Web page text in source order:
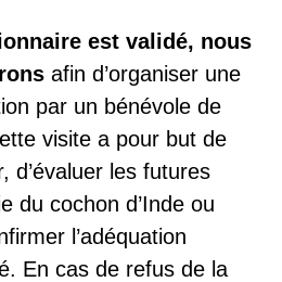
est validé, nous
afin d’organiser une
par un bénévole de
visite a pour but de
d’évaluer les futures
du cochon d’Inde ou
l’adéquation
En cas de refus de la